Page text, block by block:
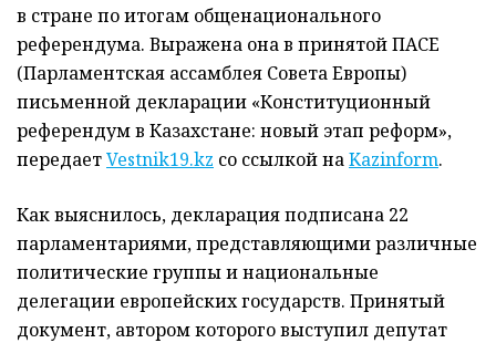
в стране по итогам общенационального
референдума. Выражена она в принятой ПАСЕ
(Парламентская ассамблея Совета Европы)
письменной декларации «Конституционный
референдум в Казахстане: новый этап реформ»,
передаетVestnik19.kz со ссылкой наKazinform.
Как выяснилось, декларация подписана 22
парламентариями, представляющими различные
политические группы и национальные
делегации европейских государств. Принятый
документ, автором которого выступил депутат